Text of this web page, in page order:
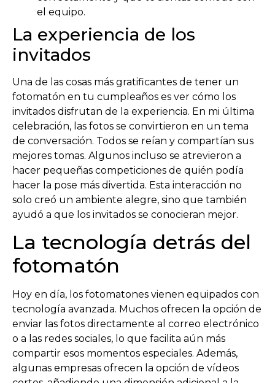
el equipo.
La experiencia de los
invitados
Una de las cosas más gratificantes de tener un
fotomatón en tu cumpleaños es ver cómo los
invitados disfrutan de la experiencia. En mi última
celebración, las fotos se convirtieron en un tema
de conversación. Todos se reían y compartían sus
mejores tomas. Algunos incluso se atrevieron a
hacer pequeñas competiciones de quién podía
hacer la pose más divertida. Esta interacción no
solo creó un ambiente alegre, sino que también
ayudó a que los invitados se conocieran mejor.
La tecnología detrás del
fotomatón
Hoy en día, los fotomatones vienen equipados con
tecnología avanzada. Muchos ofrecen la opción de
enviar las fotos directamente al correo electrónico
o a las redes sociales, lo que facilita aún más
compartir esos momentos especiales. Además,
algunas empresas ofrecen la opción de vídeos